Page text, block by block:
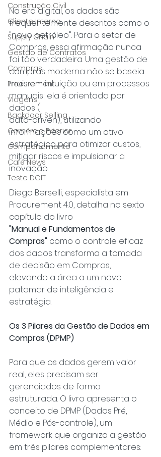
Construção Civil
Cliente Interno
Supply Chain
Gestão de Contratos
Compras
Procurement
Viagens
Backdoor Selling
Comércio Exterior
Comportamento
Café News
Teste DOIT
Na era digital, os dados são
frequentemente descritos como o
"novo petróleo". Para o setor de
Compras, essa afirmação nunca
foi tão verdadeira. Uma gestão de
compras moderna não se baseia
mais em intuição ou em processos
manuais; ela é orientada por
dados (
data-driven), utilizando
informações como um ativo
estratégico para otimizar custos,
mitigar riscos e impulsionar a
inovação.
Diego Berselli, especialista em
Procurement 4.0, detalha no sexto
capítulo do livro
"Manual e Fundamentos de
Compras" como o controle eficaz
dos dados transforma a tomada
de decisão em Compras,
elevando a área a um novo
patamar de inteligência e
estratégia.
Os 3 Pilares da Gestão de Dados em
Compras (DPMP)
Para que os dados gerem valor
real, eles precisam ser
gerenciados de forma
estruturada. O livro apresenta o
conceito de DPMP (Dados Pré,
Médio e Pós-controle), um
framework que organiza a gestão
em três pilares complementares: